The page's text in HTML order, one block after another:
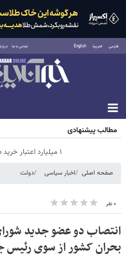
فارسی العربية English تماس با ما
جمعه ۱۶ مرداد ۱۴۰۵
مطالب پیشنهادی
۱ میلیارد اعتبار خرید طلا | بدون ضامن و چک
صفحه اصلی اخبار سیاسی دولت
۰ نفر
انتصاب دو عضو جدید
بحران کشور از سوی رئیس